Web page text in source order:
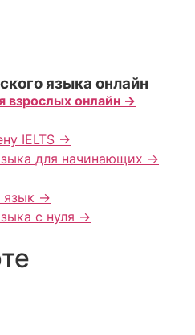
языка онлайн
взрослых онлайн ->
IELTS ->
для начинающих ->
->
с нуля ->